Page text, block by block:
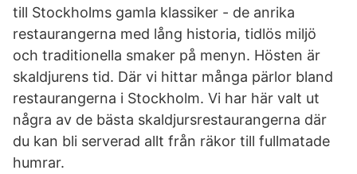
till Stockholms gamla klassiker - de anrika
restaurangerna med lång historia, tidlös miljö
och traditionella smaker på menyn. Hösten är
skaldjurens tid. Där vi hittar många pärlor bland
restaurangerna i Stockholm. Vi har här valt ut
några av de bästa skaldjursrestaurangerna där
du kan bli serverad allt från räkor till fullmatade
humrar.